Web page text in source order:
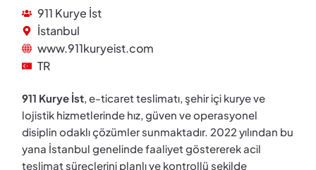
911 Kurye İst
İstanbul
www.911kuryeist.com
TR
911 Kurye İst, e-ticaret teslimatı, şehir içi kurye ve
lojistik hizmetlerinde hız, güven ve operasyonel
disiplin odaklı çözümler sunmaktadır. 2022 yılından bu
yana İstanbul genelinde faaliyet göstererek acil
teslimat süreçlerini planlı ve kontrollü şekilde